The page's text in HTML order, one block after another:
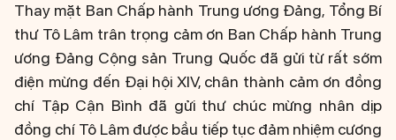
Thay mặt Ban Chấp hành Trung ương Đảng, Tổng Bí
thư Tô Lâm trân trọng cảm ơn Ban Chấp hành Trung
ương Đảng Cộng sản Trung Quốc đã gửi từ rất sớm
điện mừng đến Đại hội XIV, chân thành cảm ơn đồng
chí Tập Cận Bình đã gửi thư chúc mừng nhân dịp
đồng chí Tô Lâm được bầu tiếp tục đảm nhiệm cương